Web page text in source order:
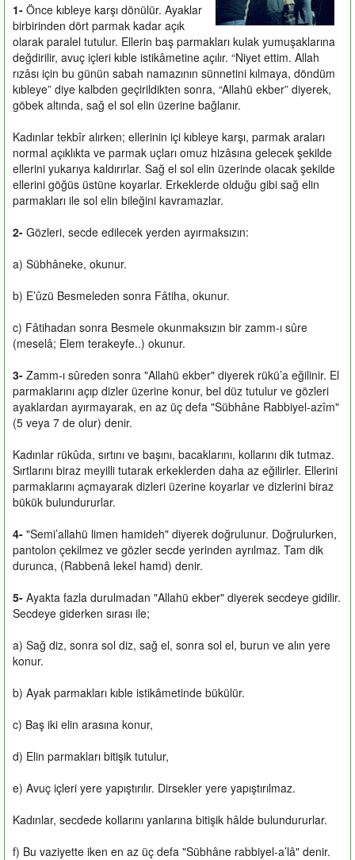
1- Önce kıbleye karşı dönülür. Ayaklar
birbirinden dört parmak kadar açık
olarak paralel tutulur. Ellerin baş parmakları kulak yumuşaklarına
değdirilir, avuç içleri kıble istikâmetine açılır. “Niyet ettim. Allah
rızâsı için bu günün sabah namazının sünnetini kılmaya, döndüm
kıbleye” diye kalbden geçirildikten sonra, “Allahü ekber” diyerek,
göbek altında, sağ el sol elin üzerine bağlanır.
Kadınlar tekbîr alırken; ellerinin içi kıbleye karşı, parmak araları
normal açıklıkta ve parmak uçları omuz hizâsına gelecek şekilde
ellerini yukarıya kaldırırlar. Sağ el sol elin üzerinde olacak şekilde
ellerini göğüs üstüne koyarlar. Erkeklerde olduğu gibi sağ elin
parmakları ile sol elin bileğini kavramazlar.
2- Gözleri, secde edilecek yerden ayırmaksızın:
a) Sübhâneke, okunur.
b) E’ûzü Besmeleden sonra Fâtiha, okunur.
c) Fâtihadan sonra Besmele okunmaksızın bir zamm-ı sûre
(meselâ; Elem terakeyfe..) okunur.
3- Zamm-ı sûreden sonra "Allahü ekber" diyerek rükü’a eğilinir. El
parmaklarını açıp dizler üzerine konur, bel düz tutulur ve gözleri
ayaklardan ayırmayarak, en az üç defa "Sübhâne Rabbiyel-azîm"
(5 veya 7 de olur) denir.
Kadınlar rükûda, sırtını ve başını, bacaklarını, kollarını dik tutmaz.
Sırtlarını biraz meyilli tutarak erkeklerden daha az eğilirler. Ellerini
parmaklarını açmayarak dizleri üzerine koyarlar ve dizlerini biraz
bükük bulundururlar.
4- "Semi’allahü limen hamideh" diyerek doğrulunur. Doğrulurken,
pantolon çekilmez ve gözler secde yerinden ayrılmaz. Tam dik
durunca, (Rabbenâ lekel hamd) denir.
5- Ayakta fazla durulmadan "Allahü ekber" diyerek secdeye gidilir.
Secdeye giderken sırası ile;
a) Sağ diz, sonra sol diz, sağ el, sonra sol el, burun ve alın yere
konur.
b) Ayak parmakları kıble istikâmetinde bükülür.
c) Baş iki elin arasına konur,
d) Elin parmakları bitişik tutulur,
e) Avuç içleri yere yapıştırılır. Dirsekler yere yapıştırılmaz.
Kadınlar, secdede kollarını yanlarına bitişik hâlde bulundururlar.
f) Bu vaziyette iken en az üç defa "Sübhâne rabbiyel-a’lâ" denir.